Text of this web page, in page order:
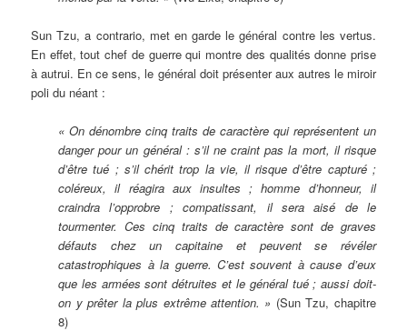
Sun Tzu, a contrario, met en garde le général contre les vertus.
En effet, tout chef de guerre qui montre des qualités donne prise
à autrui. En ce sens, le général doit présenter aux autres le miroir
poli du néant :
« On dénombre cinq traits de caractère qui représentent un
danger pour un général : s’il ne craint pas la mort, il risque
d’être tué ; s’il chérit trop la vie, il risque d’être capturé ;
coléreux, il réagira aux insultes ; homme d’honneur, il
craindra l’opprobre ; compatissant, il sera aisé de le
tourmenter. Ces cinq traits de caractère sont de graves
défauts chez un capitaine et peuvent se révéler
catastrophiques à la guerre. C’est souvent à cause d’eux
que les armées sont détruites et le général tué ; aussi doit-
on y prêter la plus extrême attention. » (Sun Tzu, chapitre
8)